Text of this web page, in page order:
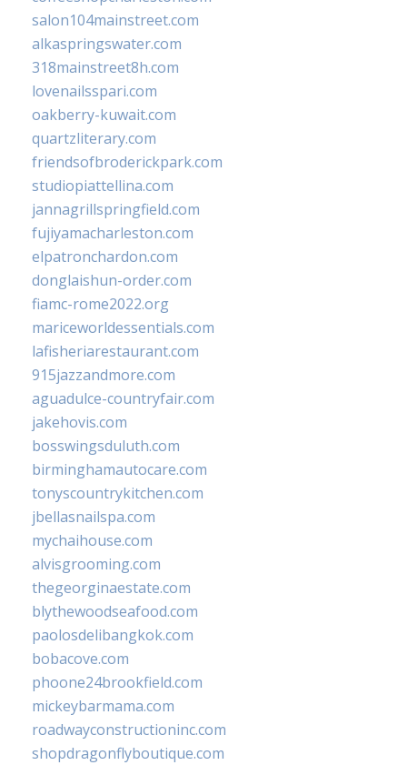
salon104mainstreet.com
alkaspringswater.com
318mainstreet8h.com
lovenailsspari.com
oakberry-kuwait.com
quartzliterary.com
friendsofbroderickpark.com
studiopiattellina.com
jannagrillspringfield.com
fujiyamacharleston.com
elpatronchardon.com
donglaishun-order.com
fiamc-rome2022.org
mariceworldessentials.com
lafisheriarestaurant.com
915jazzandmore.com
aguadulce-countryfair.com
jakehovis.com
bosswingsduluth.com
birminghamautocare.com
tonyscountrykitchen.com
jbellasnailspa.com
mychaihouse.com
alvisgrooming.com
thegeorginaestate.com
blythewoodseafood.com
paolosdelibangkok.com
bobacove.com
phoone24brookfield.com
mickeybarmama.com
roadwayconstructioninc.com
shopdragonflyboutique.com